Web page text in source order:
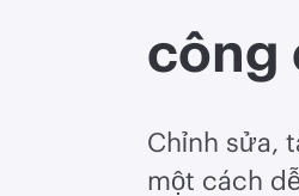
công
Chỉnh sửa,
một cách